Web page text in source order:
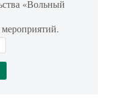
«Вольный